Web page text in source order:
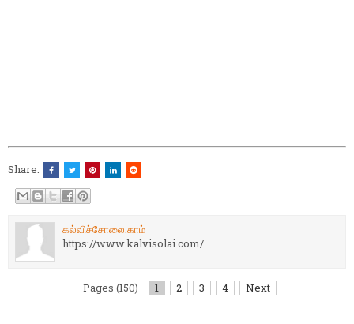
Share:
கல்விச்சோலை.காம்
https://www.kalvisolai.com/
Pages (150) 1 2 3 4 Next